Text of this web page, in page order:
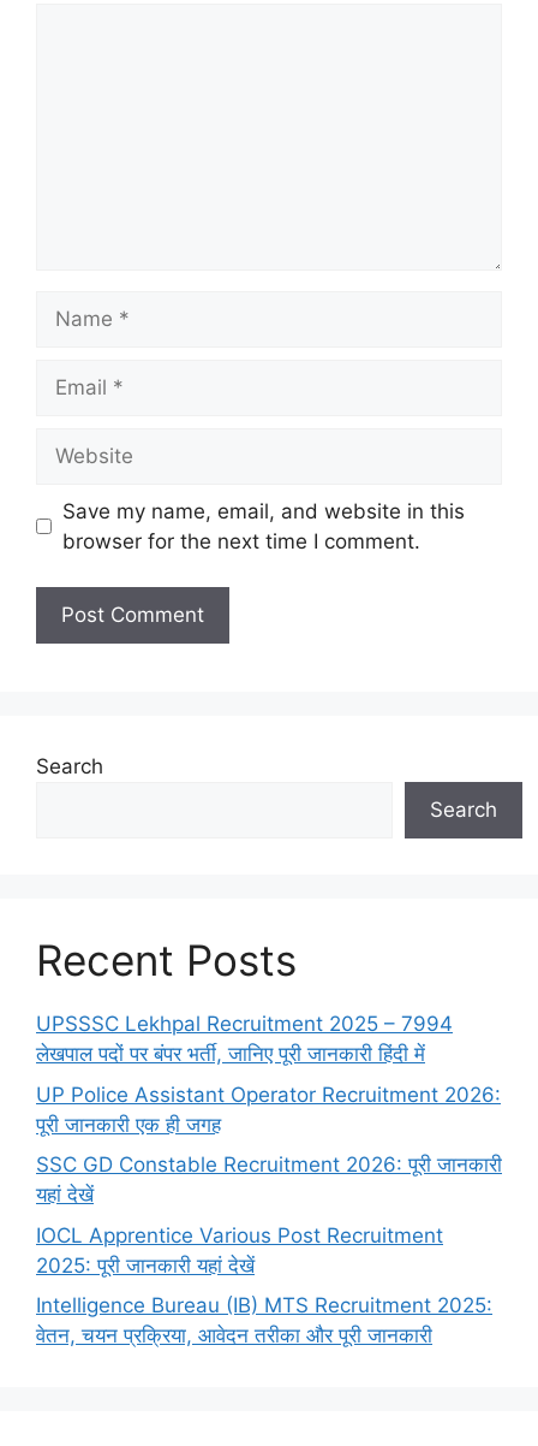
Save my name, email, and website in this
browser for the next time I comment.
Search
Search
Recent Posts
UPSSSC Lekhpal Recruitment 2025 – 7994
लेखपाल पदों पर बंपर भर्ती, जानिए पूरी जानकारी हिंदी में
UP Police Assistant Operator Recruitment 2026:
पूरी जानकारी एक ही जगह
SSC GD Constable Recruitment 2026: पूरी जानकारी
यहां देखें
IOCL Apprentice Various Post Recruitment
2025: पूरी जानकारी यहां देखें
Intelligence Bureau (IB) MTS Recruitment 2025:
वेतन, चयन प्रक्रिया, आवेदन तरीका और पूरी जानकारी